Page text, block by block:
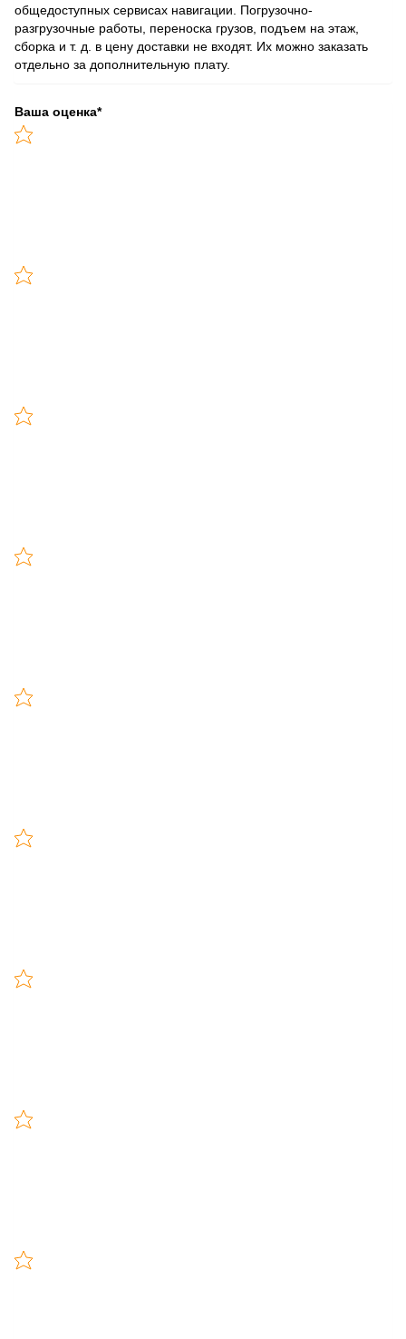
общедоступных сервисах навигации. Погрузочно-
разгрузочные работы, переноска грузов, подъем на этаж,
сборка и т. д. в цену доставки не входят. Их можно заказать
отдельно за дополнительную плату.
Ваша оценка*